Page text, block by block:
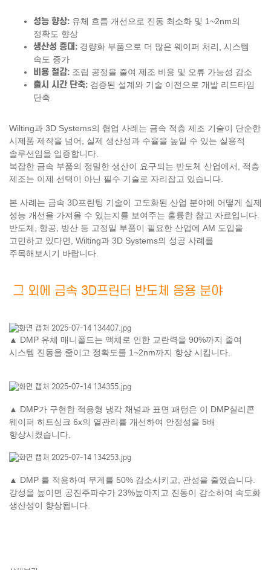
성능 향상: 유체 흐름 개선으로 진동 최소화 및 1~2nm의
정확도 향상
생산성 증대: 경량화 부품으로 더 많은 웨이퍼 처리, 시스템
속도 증가
비용 절감: 조립 공정을 줄여 제조 비용 및 오류 가능성 감소
출시 시간 단축: 검증된 설계와 기술 이전으로 개발 리드타임
단축
Wilting과 3D Systems의 협업 사례는 금속 적층 제조 기술이 단순한
시제품 제작을 넘어, 실제 생산성과 수율을 높일 수 있는 실용적
솔루션임을 입증합니다.
복잡한 금속 부품의 정밀한 생산이 요구되는 반도체 산업에서, 적층
제조는 이제 선택이 아닌 필수 기술로 자리잡고 있습니다.
본 사례는 금속 3D프린팅 기술이 고도화된 산업 분야에 어떻게 실제
성능 개선을 가져올 수 있는지를 보여주는 훌륭한 참고 자료입니다.
반도체, 항공, 방산 등 고정밀 부품이 필요한 산업에 AM 도입을
고민하고 있다면, Wilting과 3D Systems의 성공 사례를
주목해보시기 바랍니다.
그 외에 금속 3D프린터 반도체 응용 분야
▲ DMP 유체 매니폴드는 액체로 인한 교란력을 90%까지 줄여
시스템 진동을 줄이고 정확도를 1~2nm까지 향상 시킵니다.
▲ DMP가 구현한 적응형 냉각 채널과 표면 패턴은 이 DMP실리콘
웨이퍼 히트싱크 6x의 열관리를 개선하여 안정성을 5배
향상시켰습니다.
▲ DMP 를 적용하여 무게를 50% 감소시키고, 관성을 줄였습니다.
강성을 높이면 공진주파수가 23%높아지고 진동이 감소하여 속도화
생산성이 향상됩니다.